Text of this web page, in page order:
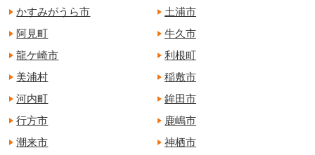
かすみがうら市
土浦市
阿見町
牛久市
龍ケ崎市
利根町
美浦村
稲敷市
河内町
鉾田市
行方市
鹿嶋市
潮来市
神栖市